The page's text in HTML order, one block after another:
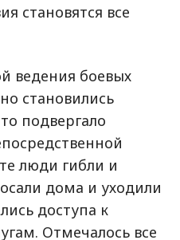
становятся все
ведения боевых
становились
подвергало
люди гибли и
дома и уходили
доступа к
Отмечалось все